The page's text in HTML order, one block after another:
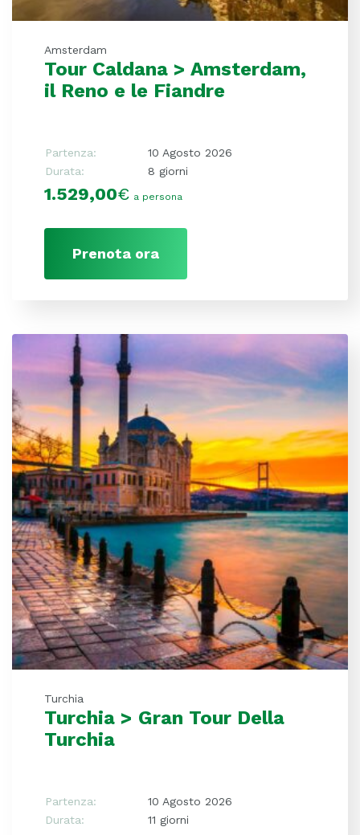
Amsterdam
Tour Caldana > Amsterdam,
il Reno e le Fiandre
Partenza:
10 Agosto 2026
Durata:
8 giorni
1.529,00€ a persona
Prenota ora
Turchia
Turchia > Gran Tour Della
Turchia
Partenza:
10 Agosto 2026
Durata:
11 giorni